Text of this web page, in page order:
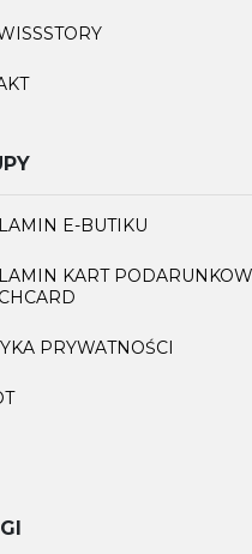
E-BUTIKU
KART
PRYWATNOŚCI